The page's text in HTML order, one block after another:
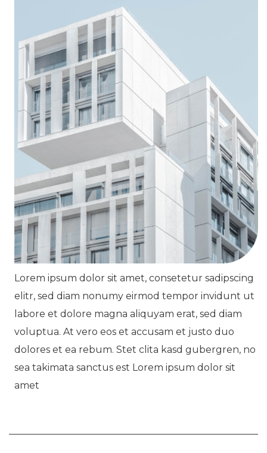
Lorem ipsum dolor sit amet, consetetur sadipscing
elitr, sed diam nonumy eirmod tempor invidunt ut
labore et dolore magna aliquyam erat, sed diam
voluptua. At vero eos et accusam et justo duo
dolores et ea rebum. Stet clita kasd gubergren, no
sea takimata sanctus est Lorem ipsum dolor sit
amet